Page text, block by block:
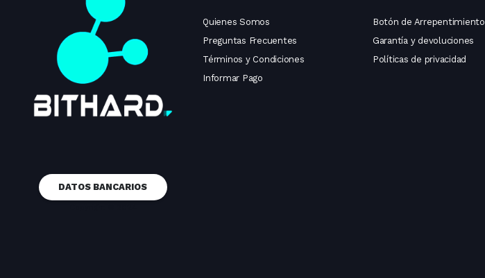
DATOS BANCARIOS
Quienes Somos
Preguntas Frecuentes
Términos y Condiciones
Informar Pago
Botón de Arrepentimiento
Garantía y devoluciones
Políticas de privacidad